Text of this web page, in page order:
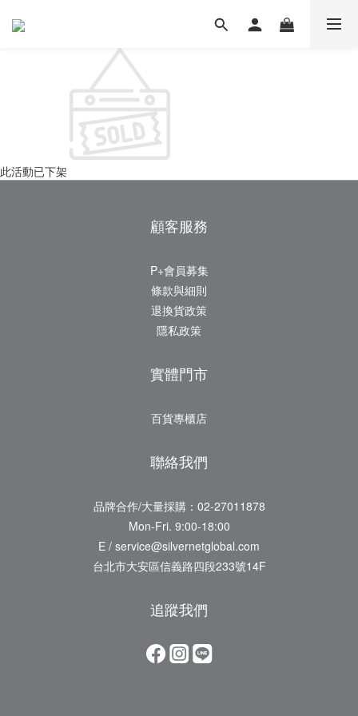
此活動已下架
顧客服務
P+會員募集
條款與細則
退換貨政策
隱私政策
實體門市
百貨專櫃店
聯絡我們
品牌合作/大量採購：02-27011878
Mon-Fri. 9:00-18:00
E / service@silvernetglobal.com
台北市大安區信義路四段233號14F
追蹤我們